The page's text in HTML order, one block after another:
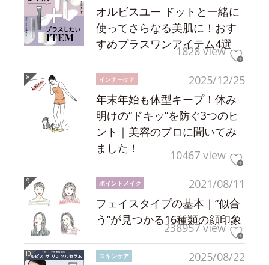
オルビスユー ドットと一緒に
使ってさらなる美肌に！おす
すめプラスワンアイテム4選
1828 view
2025/12/25
インナーケア
年末年始も体型キープ！休み
明けの“ドキッ”を防ぐ3つのヒ
ント｜美容のプロに聞いてみ
ました！
10467 view
2021/08/11
ポイントメイク
フェイスタイプの基本｜“似合
う”が見つかる16種類の顔印象
238957 view
2025/08/22
スキンケア